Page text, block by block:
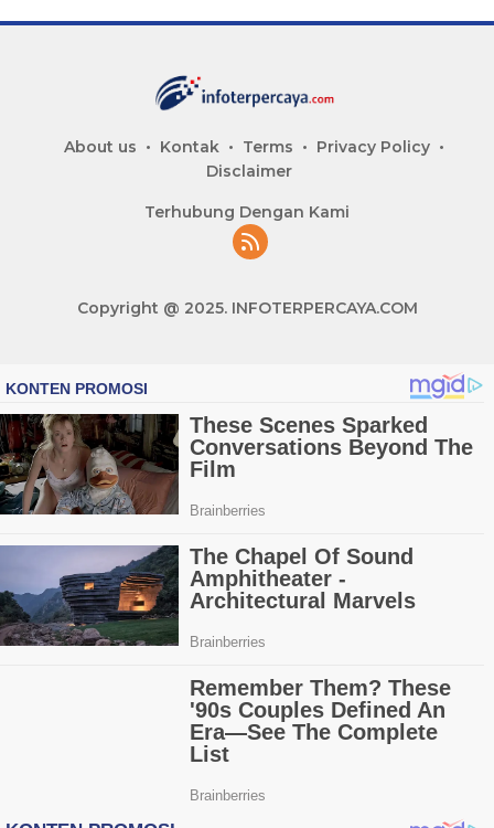
About us Kontak Terms
Privacy Policy
Disclaimer
Terhubung Dengan Kami
Copyright @ 2025. INFOTERPERCAYA.COM